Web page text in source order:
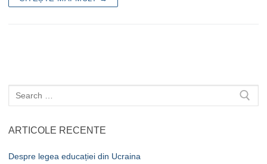
Caută
după:
ARTICOLE RECENTE
Despre legea educației din Ucraina